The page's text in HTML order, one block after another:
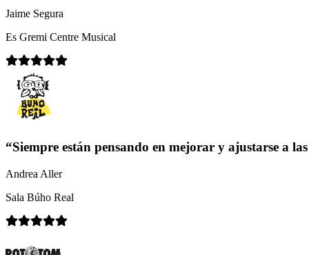
Jaime Segura
Es Gremi Centre Musical
“Siempre están pensando en mejorar y ajustarse a
Andrea Aller
Sala Búho Real